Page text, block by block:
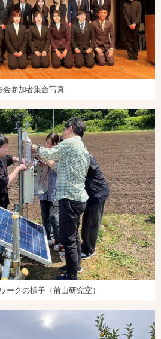
会参加者集合写真
ークの様子（前山研究室）